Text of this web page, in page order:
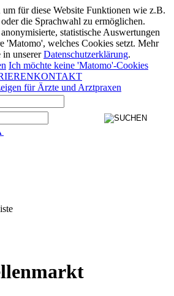
für diese Website Funktionen wie z.B.
die Sprachwahl zu ermöglichen.
statistische Auswertungen
'Matomo', welches Cookies setzt. Mehr
in unsererDatenschutzerklärung.
Ich möchte keine 'Matomo'-Cookies
KONTAKT